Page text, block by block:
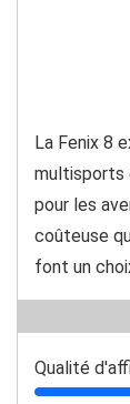
La Fenix 8
multisports
pour les
coûteuse
font un
Qualité